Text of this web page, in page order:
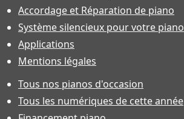
Accordage et Réparation de piano
Système silencieux pour votre piano
Applications
Mentions légales
Tous nos pianos d'occasion
Tous les numériques de cette année